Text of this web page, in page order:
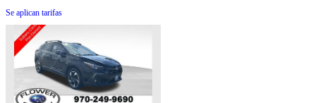
Se aplican tarifas